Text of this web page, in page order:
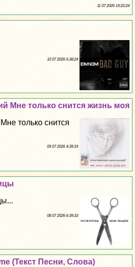
11 07 2026 19:22:24
10 07 2026 6:38:24
Мне только снится жизнь моя
только снится
09 07 2026 4:39:19
08 07 2026 6:39:33
(Текст Песни, Слова)